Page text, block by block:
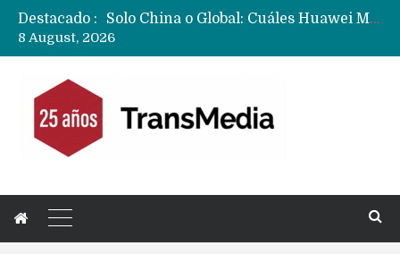
Destacado :
Data Centers de Huawei en Chile, México, Brasil,Perú y Argentina podrían verse afectados por arremetida de EE.UU
8 August, 2026